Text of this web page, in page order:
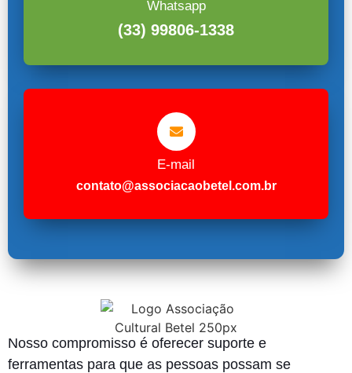
Whatsapp
(33) 99806-1338
E-mail
contato@associacaobetel.com.br
Nosso compromisso é oferecer suporte e
ferramentas para que as pessoas possam se